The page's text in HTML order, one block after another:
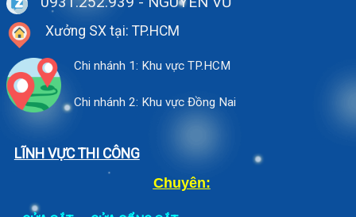
Xưởng SX tại: TP.HCM
Chi nhánh 1: Khu vực TP.HCM
Chi nhánh 2: Khu vực Đồng Nai
LĨNH VỰC THI CÔNG
Chuyên: